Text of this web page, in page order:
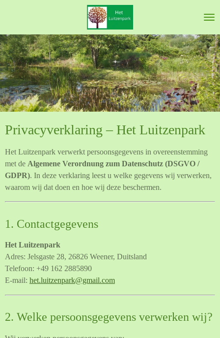
naar
de
hoofdinhoud
Privacyverklaring – Het Luitzenpark
Het Luitzenpark verwerkt persoonsgegevens in overeenstemming
met de Algemene Verordnung zum Datenschutz (DSGVO /
GDPR). In deze verklaring leest u welke gegevens wij verwerken,
waarom wij dat doen en hoe wij deze beschermen.
1. Contactgegevens
Het Luitzenpark
Adres: Jelsgaste 28, 26826 Weener, Duitsland
Telefoon: +49 162 2885890
E-mail: het.luitzenpark@gmail.com
2. Welke persoonsgegevens verwerken wij?